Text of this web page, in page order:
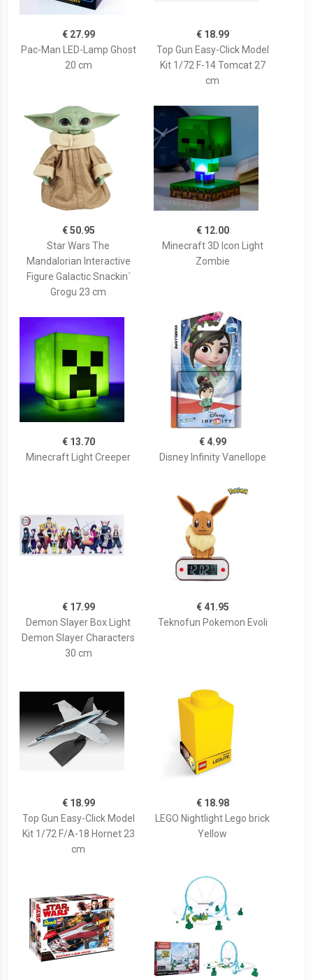
€ 27.99
Pac-Man LED-Lamp Ghost
20 cm
€ 18.99
Top Gun Easy-Click Model
Kit 1/72 F-14 Tomcat 27
cm
€ 50.95
Star Wars The
Mandalorian Interactive
Figure Galactic Snackin´
Grogu 23 cm
€ 12.00
Minecraft 3D Icon Light
Zombie
€ 13.70
Minecraft Light Creeper
€ 4.99
Disney Infinity Vanellope
€ 17.99
Demon Slayer Box Light
Demon Slayer Characters
30 cm
€ 41.95
Teknofun Pokemon Evoli
€ 18.99
Top Gun Easy-Click Model
Kit 1/72 F/A-18 Hornet 23
cm
€ 18.98
LEGO Nightlight Lego brick
Yellow